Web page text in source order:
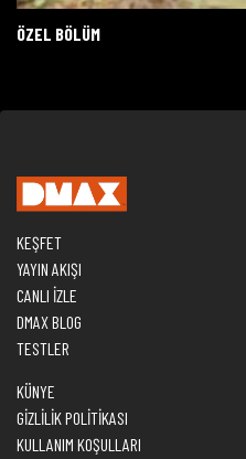
ÖZEL BÖLÜM
KEŞFET
YAYIN AKIŞI
CANLI İZLE
DMAX BLOG
TESTLER
KÜNYE
GİZLİLİK POLİTİKASI
KULLANIM KOŞULLARI